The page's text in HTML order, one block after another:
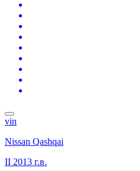
vin
Nissan Qashqai
II 2013 г.в.